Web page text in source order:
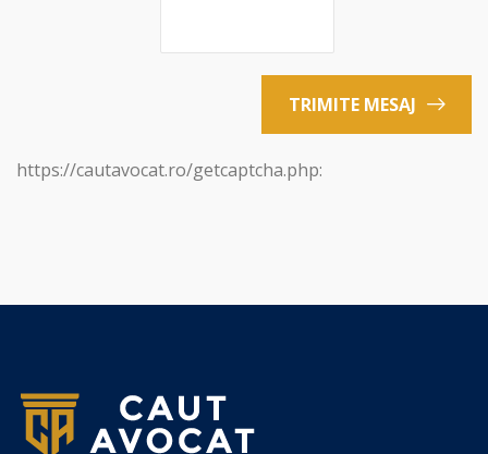
TRIMITE MESAJ
https://cautavocat.ro/getcaptcha.php: